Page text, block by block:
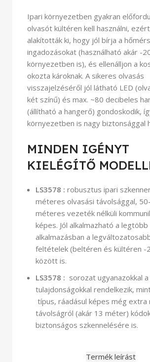
Ipari környezetben gyakran
olvasót kültéren kell használni,
alakították ki, hogy jól bírja a
ingadozásokat (használható akár -
környezetben is), és ellenálljon a
okozta károknak. A sikeres olvasás
visszajelzéséről jól látható LED
két színű) és max. ~80 decibeles
(állítható a hangerő) gondoskodik,
környezetben is nagy biztonsággal
MINDEN IGÉNYT
KIELÉGÍTŐ
LS3578 : robusztus ipari
méteres olvasási távolsággal,
méteres vezeték nélküli
képes. Jól alkalmazható a legtöbb
alkalmazásban a
feltételek (beltéren és kültéren -
között is.
LS3578 : sorozat ugyanazokkal a
tulajdonságokkal rendelkezik,
típus, ráadásul képes még extra
távolságról (akár 13 méter)
biztonságos szkennelésére is.
Termék leírást